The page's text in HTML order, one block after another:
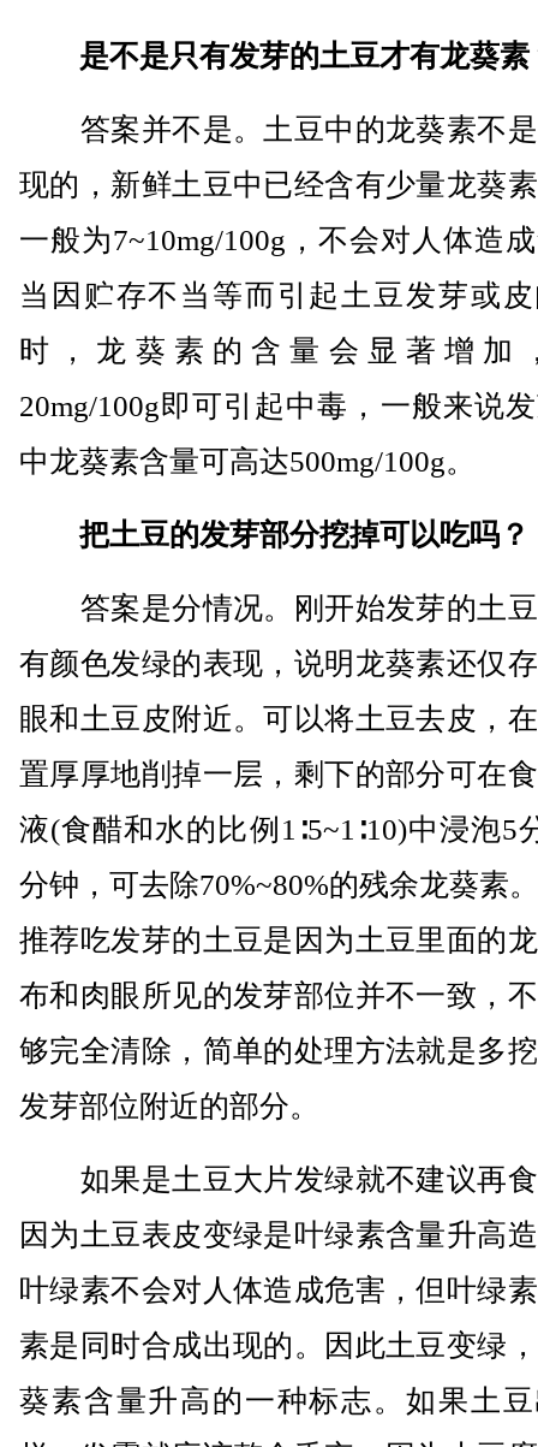
是不是只有发芽的土豆才有龙葵素
答案并不是。土豆中的龙葵素不
现的，新鲜土豆中已经含有少量龙葵
一般为7~10mg/100g，不会对人体造
当因贮存不当等而引起土豆发芽或
时，龙葵素的含量会显著增加
20mg/100g即可引起中毒，一般来说
中龙葵素含量可高达500mg/100g。
把土豆的发芽部分挖掉可以吃吗？
答案是分情况。刚开始发芽的土
有颜色发绿的表现，说明龙葵素还仅
眼和土豆皮附近。可以将土豆去皮，
置厚厚地削掉一层，剩下的部分可在
液(食醋和水的比例1∶5~1∶10)中浸泡5
分钟，可去除70%~80%的残余龙葵素
推荐吃发芽的土豆是因为土豆里面的
布和肉眼所见的发芽部位并不一致，
够完全清除，简单的处理方法就是多
发芽部位附近的部分。
如果是土豆大片发绿就不建议再
因为土豆表皮变绿是叶绿素含量升高
叶绿素不会对人体造成危害，但叶绿
素是同时合成出现的。因此土豆变绿
葵素含量升高的一种标志。如果土